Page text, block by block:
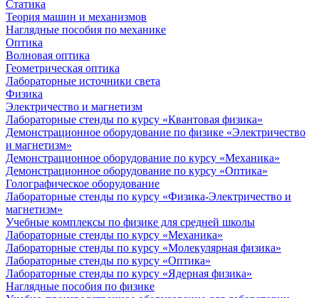
Статика
Теория машин и механизмов
Наглядные пособия по механике
Оптика
Волновая оптика
Геометрическая оптика
Лабораторные источники света
Физика
Электричество и магнетизм
Лабораторные стенды по курсу «Квантовая физика»
Демонстрационное оборудование по физике «Электричество
и магнетизм»
Демонстрационное оборудование по курсу «Механика»
Демонстрационное оборудование по курсу «Оптика»
Голографическое оборудование
Лабораторные стенды по курсу «Физика-Электричество и
магнетизм»
Учебные комплексы по физике для средней школы
Лабораторные стенды по курсу «Механика»
Лабораторные стенды по курсу «Молекулярная физика»
Лабораторные стенды по курсу «Оптика»
Лабораторные стенды по курсу «Ядерная физика»
Наглядные пособия по физике